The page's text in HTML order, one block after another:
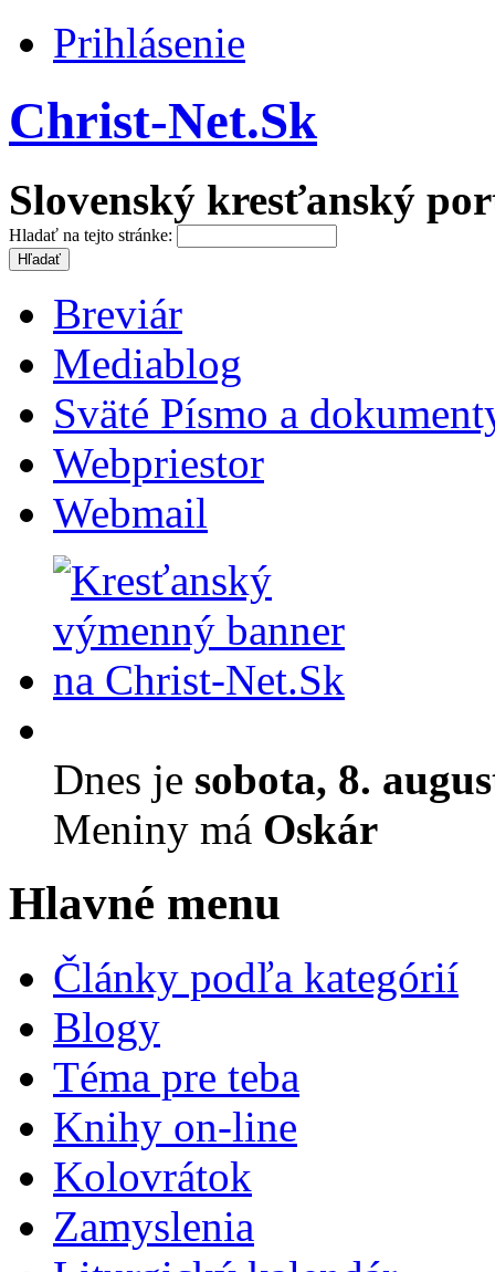
Prihlásenie
Christ-Net.Sk
Slovenský kresťanský
Hladať na tejto stránke:
Breviár
Mediablog
Sväté Písmo a
Webpriestor
Webmail
Dnes je sobota, 8.
Meniny má Oskár
Hlavné menu
Články podľa kategórií
Blogy
Téma pre teba
Knihy on-line
Kolovrátok
Zamyslenia